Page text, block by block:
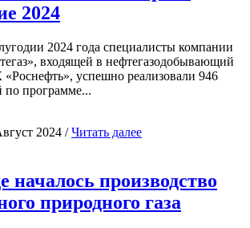
2024
2024 года специалисты компании
входящей в нефтегазодобывающий
успешно реализовали 946
по программе...
2024 /Читать далее
началось производство
природного газа